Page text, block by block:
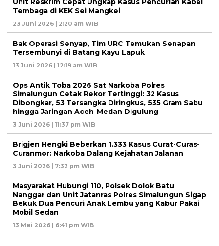
Unit Reskrim Cepat Ungkap Kasus Pencurian Kabel
Tembaga di KEK Sei Mangkei
23 Juni 2026 | 2:20 am WIB
Bak Operasi Senyap, Tim URC Temukan Senapan
Tersembunyi di Batang Kayu Lapuk
13 Juni 2026 | 12:19 am WIB
Ops Antik Toba 2026 Sat Narkoba Polres
Simalungun Cetak Rekor Tertinggi: 32 Kasus
Dibongkar, 53 Tersangka Diringkus, 535 Gram Sabu
hingga Jaringan Aceh-Medan Digulung
3 Juni 2026 | 11:37 pm WIB
Brigjen Hengki Beberkan 1.333 Kasus Curat-Curas-
Curanmor: Narkoba Dalang Kejahatan Jalanan
3 Juni 2026 | 7:32 pm WIB
Masyarakat Hubungi 110, Polsek Dolok Batu
Nanggar dan Unit Jatanras Polres Simalungun Sigap
Bekuk Dua Pencuri Anak Lembu yang Kabur Pakai
Mobil Sedan
13 Mei 2026 | 6:41 pm WIB